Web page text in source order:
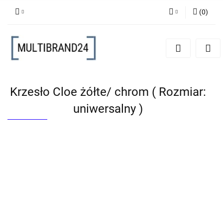
Zarejestruj się
(0)
Krzesło Cloe żółte/ chrom ( Rozmiar:
uniwersalny )